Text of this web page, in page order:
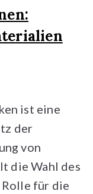
ist eine
der
von
die Wahl des
für die